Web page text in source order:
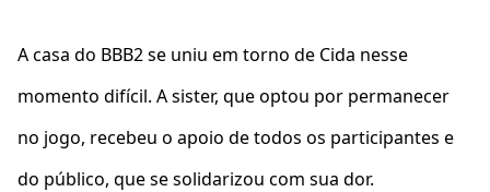
A casa do BBB2 se uniu em torno de Cida nesse
momento difícil. A sister, que optou por permanecer
no jogo, recebeu o apoio de todos os participantes e
do público, que se solidarizou com sua dor.